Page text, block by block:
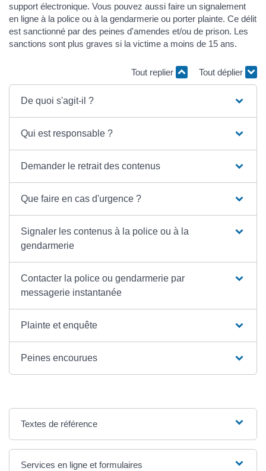
support électronique. Vous pouvez aussi faire un signalement
en ligne à la police ou à la gendarmerie ou porter plainte. Ce délit
est sanctionné par des peines d'amendes et/ou de prison. Les
sanctions sont plus graves si la victime a moins de 15 ans.
Tout replier Tout déplier
De quoi s'agit-il ?
Qui est responsable ?
Demander le retrait des contenus
Que faire en cas d'urgence ?
Signaler les contenus à la police ou à la
gendarmerie
Contacter la police ou gendarmerie par
messagerie instantanée
Plainte et enquête
Peines encourues
Textes de référence
Services en ligne et formulaires